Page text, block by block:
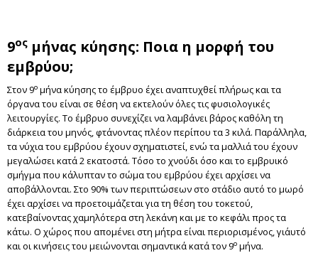
9ος μήνας κύησης: Ποια η μορφή του
εμβρύου;
Στον 9ο μήνα κύησης το έμβρυο έχει αναπτυχθεί πλήρως και τα
όργανα του είναι σε θέση να εκτελούν όλες τις φυσιολογικές
λειτουργίες. Το έμβρυο συνεχίζει να λαμβάνει βάρος καθόλη τη
διάρκεια του μηνός, φτάνοντας πλέον περίπου τα 3 κιλά. Παράλληλα,
τα νύχια του εμβρύου έχουν σχηματιστεί, ενώ τα μαλλιά του έχουν
μεγαλώσει κατά 2 εκατοστά. Τόσο το χνούδι όσο και το εμβρυικό
σμήγμα που κάλυπταν το σώμα του εμβρύου έχει αρχίσει να
αποβάλλονται. Στο 90% των περιπτώσεων στο στάδιο αυτό το μωρό
έχει αρχίσει να προετοιμάζεται για τη θέση του τοκετού,
κατεβαίνοντας χαμηλότερα στη λεκάνη και με το κεφάλι προς τα
κάτω. Ο χώρος που απομένει στη μήτρα είναι περιορισμένος, γι΄αυτό
και οι κινήσεις του μειώνονται σημαντικά κατά τον 9ο μήνα.